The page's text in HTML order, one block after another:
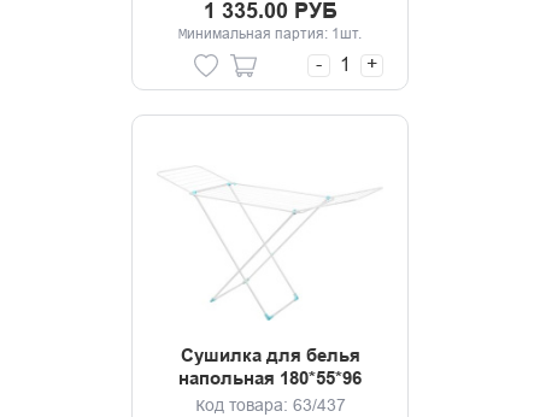
1 335.00 РУБ
Минимальная партия: 1шт.
- +
Сушилка для белья
напольная 180*55*96
белая
Код товара: 63/437